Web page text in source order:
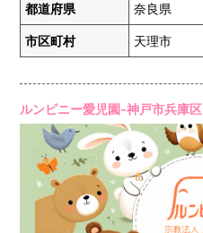
都道府県 奈良県
市区町村 天理市
ルンビニー愛児園-神戸市兵庫区